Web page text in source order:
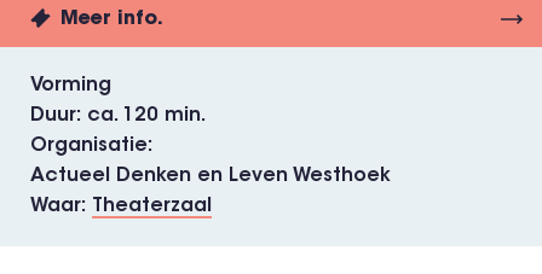
Meer info.
Vorming
Duur
ca. 120 min.
Organisatie
Actueel Denken en Leven Westhoek
Waar
Theaterzaal